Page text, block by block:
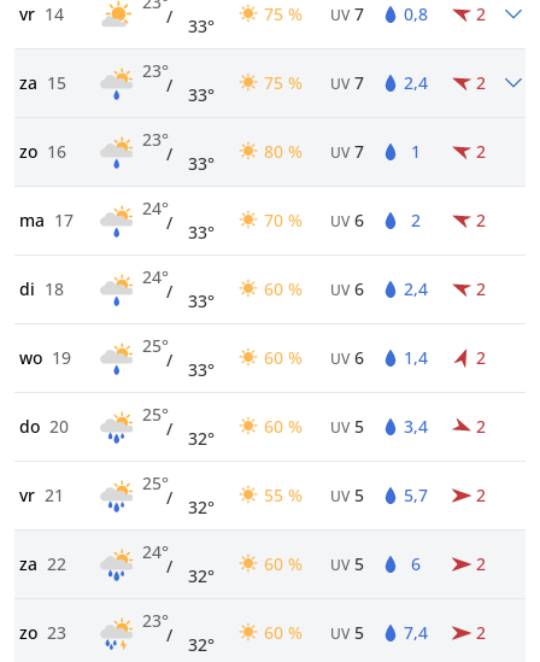
vr 14 / 33°
75 % UV 7 0,8 2
za 15
23°
/ 33°
75 % UV 7 2,4 2
zo 16
23°
/ 33°
80 % UV 7 1 2
ma 17
24°
/ 33°
70 % UV 6 2 2
di 18
24°
/ 33°
60 % UV 6 2,4 2
wo 19
25°
/ 33°
60 % UV 6 1,4 2
do 20
25°
/ 32°
60 % UV 5 3,4 2
vr 21
25°
/ 32°
55 % UV 5 5,7 2
za 22
24°
/ 32°
60 % UV 5 6 2
zo 23
23°
/ 32°
60 % UV 5 7,4 2